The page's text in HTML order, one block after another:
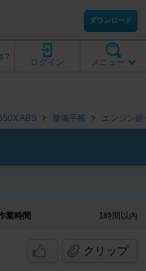
ダウンロード
メニュー
ログイン
？
ABS 整備手帳 エンジン廻
業時間 1時間以内
クリップ